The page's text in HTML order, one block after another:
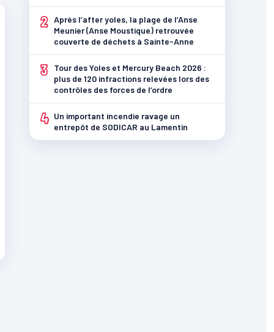
2 Après l’after yoles, la plage de l’Anse
Meunier (Anse Moustique) retrouvée
couverte de déchets à Sainte-Anne
3
Tour des Yoles et Mercury Beach 2026 :
plus de 120 infractions relevées lors des
contrôles des forces de l’ordre
4 Un important incendie ravage un
entrepôt de SODICAR au Lamentin